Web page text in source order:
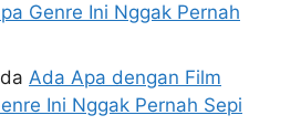
Genre Ini Nggak Pernah
Ada Apa dengan Film
Ini Nggak Pernah Sepi